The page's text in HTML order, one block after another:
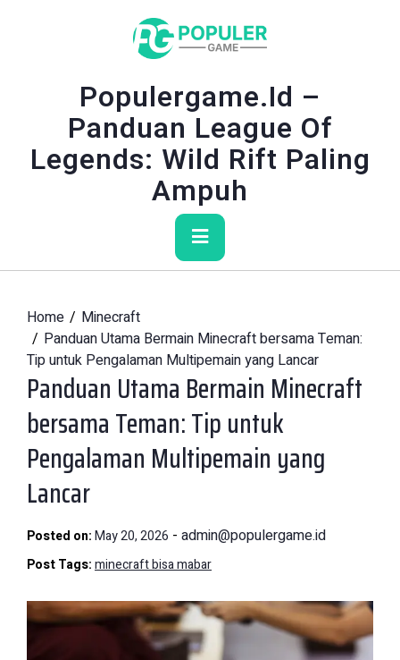
Populergame.id –
Panduan League Of
Legends: Wild Rift Paling
Ampuh
Primary
Menu
Home
Minecraft
Panduan Utama Bermain Minecraft bersama Teman:
Tip untuk Pengalaman Multipemain yang Lancar
Panduan Utama Bermain Minecraft
bersama Teman: Tip untuk
Pengalaman Multipemain yang
Lancar
Posted on:May 20, 2026 - admin@populergame.id
Post Tags:minecraft bisa mabar